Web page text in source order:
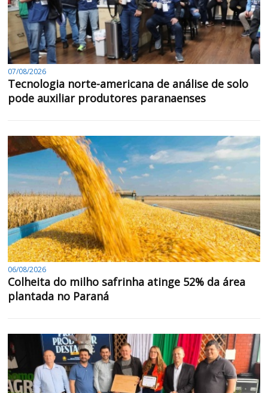
07/08/2026
Tecnologia norte-americana de análise de solo
pode auxiliar produtores paranaenses
06/08/2026
Colheita do milho safrinha atinge 52% da área
plantada no Paraná